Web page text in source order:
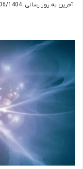
آخرین به روز رسانی: 27/06/1404